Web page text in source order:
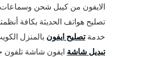
الايفون من كيبل شحن وسماعات
تصليح هواتف الحديثة بكافة
خدمةتصليح ايفون بالمنزل
تبديل شاشة ايفون شاشة